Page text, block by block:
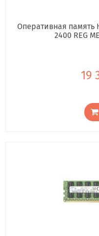
Оперативная память
2400 REG
19